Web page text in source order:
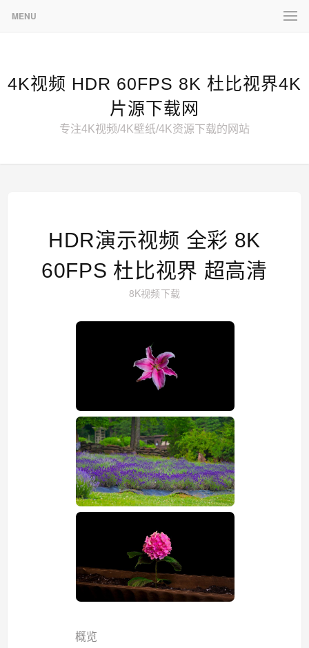
MENU
4K视频 HDR 60FPS 8K 杜比视界4K
片源下载网
专注4K视频/4K壁纸/4K资源下载的网站
HDR演示视频 全彩 8K
60FPS 杜比视界 超高清
8K视频下载
概览